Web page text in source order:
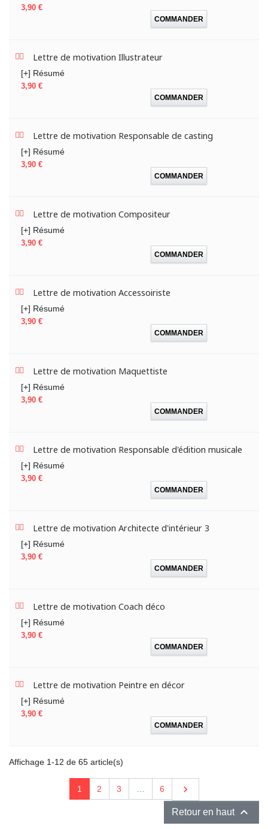
Prix
3,90 €
COMMANDER
Lettre de motivation Illustrateur
[+] Résumé
Prix
3,90 €
COMMANDER
Lettre de motivation Responsable de casting
[+] Résumé
Prix
3,90 €
COMMANDER
Lettre de motivation Compositeur
[+] Résumé
Prix
3,90 €
COMMANDER
Lettre de motivation Accessoiriste
[+] Résumé
Prix
3,90 €
COMMANDER
Lettre de motivation Maquettiste
[+] Résumé
Prix
3,90 €
COMMANDER
Lettre de motivation Responsable d'édition musicale
[+] Résumé
Prix
3,90 €
COMMANDER
Lettre de motivation Architecte d'intérieur 3
[+] Résumé
Prix
3,90 €
COMMANDER
Lettre de motivation Coach déco
[+] Résumé
Prix
3,90 €
COMMANDER
Lettre de motivation Peintre en décor
[+] Résumé
Prix
3,90 €
COMMANDER
Affichage 1-12 de 65 article(s)
1 2 3 6 Suivant

Retour en haut 